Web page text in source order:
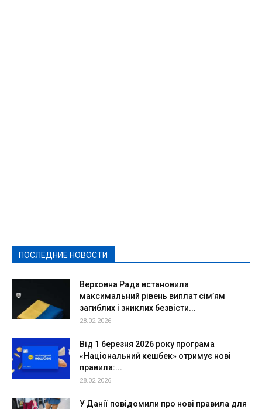
ПОСЛЕДНИЕ НОВОСТИ
Верховна Рада встановила
максимальний рівень виплат сім’ям
загиблих і зниклих безвісти...
28.02.2026
Від 1 березня 2026 року програма
«Національний кешбек» отримує нові
правила:...
28.02.2026
У Данії повідомили про нові правила для